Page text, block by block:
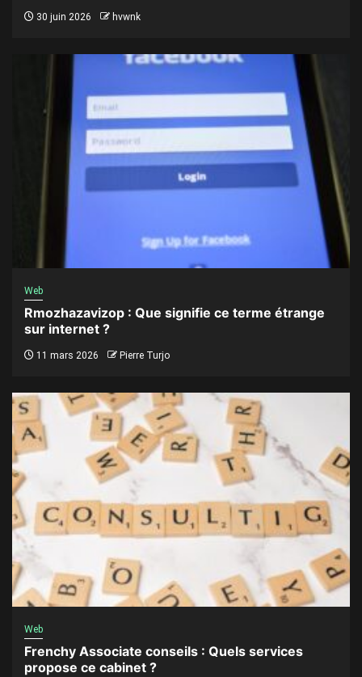
30 juin 2026 hvwnk
Web
Rmozhazavizop : Que signifie ce terme étrange
sur internet ?
11 mars 2026 Pierre Turjo
Web
Frenchy Associate conseils : Quels services
propose ce cabinet ?